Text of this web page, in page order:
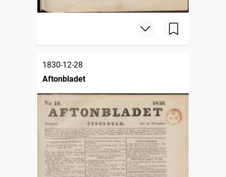
1830-12-28
Aftonbladet